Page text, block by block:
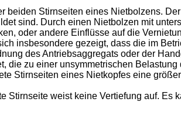
beiden Stirnseiten eines Nietbolzens.
sind. Durch einen Nietbolzen mit
oder andere Einflüsse auf die
insbesondere gezeigt, dass die im
des Antriebsaggregats oder der
die zu einer unsymmetrischen
Stirnseiten eines Nietkopfes eine
Stirnseite weist keine Vertiefung auf. Es